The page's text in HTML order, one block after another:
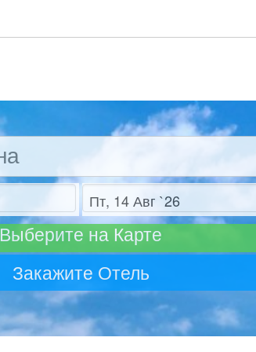
Отъезд
Выберите на Карте
Закажите Отель